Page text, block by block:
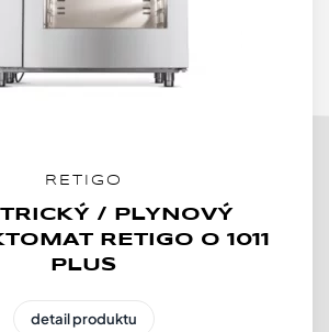
RETIGO
/ PLYNOVÝ
RETIGO O 1011
PLUS
detail produktu